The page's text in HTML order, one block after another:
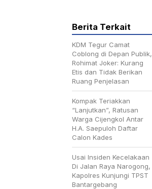
Berita Terkait
KDM Tegur Camat
Coblong di Depan Publik,
Rohimat Joker: Kurang
Etis dan Tidak Berikan
Ruang Penjelasan
Kompak Teriakkan
“Lanjutkan”, Ratusan
Warga Cijengkol Antar
H.A. Saepuloh Daftar
Calon Kades
Usai Insiden Kecelakaan
Di Jalan Raya Narogong,
Kapolres Kunjungi TPST
Bantargebang